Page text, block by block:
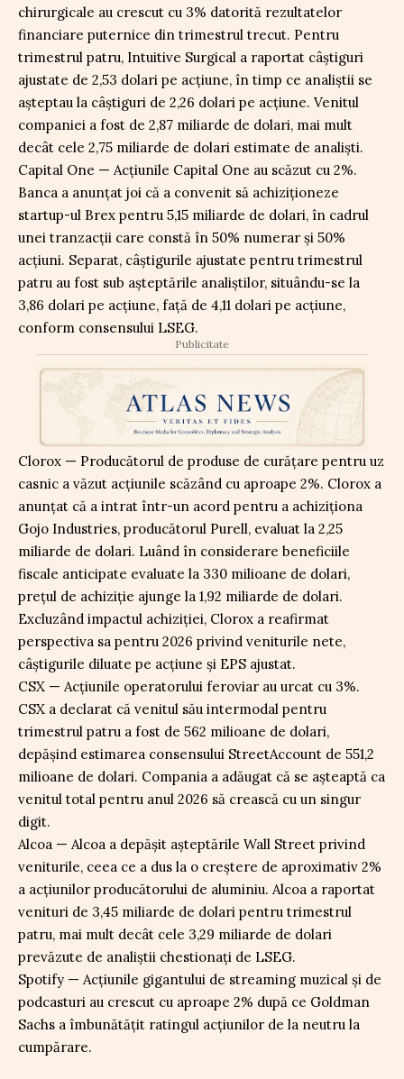
chirurgicale au crescut cu 3% datorită rezultatelor
financiare puternice din trimestrul trecut. Pentru
trimestrul patru, Intuitive Surgical a raportat câștiguri
ajustate de 2,53 dolari pe acțiune, în timp ce analiștii se
așteptau la câștiguri de 2,26 dolari pe acțiune. Venitul
companiei a fost de 2,87 miliarde de dolari, mai mult
decât cele 2,75 miliarde de dolari estimate de analiști.
Capital One — Acțiunile Capital One au scăzut cu 2%.
Banca a anunțat joi că a convenit să achiziționeze
startup-ul Brex pentru 5,15 miliarde de dolari, în cadrul
unei tranzacții care constă în 50% numerar și 50%
acțiuni. Separat, câștigurile ajustate pentru trimestrul
patru au fost sub așteptările analiștilor, situându-se la
3,86 dolari pe acțiune, față de 4,11 dolari pe acțiune,
conform consensului LSEG.
Publicitate
Clorox — Producătorul de produse de curățare pentru uz
casnic a văzut acțiunile scăzând cu aproape 2%. Clorox a
anunțat că a intrat într-un acord pentru a achiziționa
Gojo Industries, producătorul Purell, evaluat la 2,25
miliarde de dolari. Luând în considerare beneficiile
fiscale anticipate evaluate la 330 milioane de dolari,
prețul de achiziție ajunge la 1,92 miliarde de dolari.
Excluzând impactul achiziției, Clorox a reafirmat
perspectiva sa pentru 2026 privind veniturile nete,
câștigurile diluate pe acțiune și EPS ajustat.
CSX — Acțiunile operatorului feroviar au urcat cu 3%.
CSX a declarat că venitul său intermodal pentru
trimestrul patru a fost de 562 milioane de dolari,
depășind estimarea consensului StreetAccount de 551,2
milioane de dolari. Compania a adăugat că se așteaptă ca
venitul total pentru anul 2026 să crească cu un singur
digit.
Alcoa — Alcoa a depășit așteptările Wall Street privind
veniturile, ceea ce a dus la o creștere de aproximativ 2%
a acțiunilor producătorului de aluminiu. Alcoa a raportat
venituri de 3,45 miliarde de dolari pentru trimestrul
patru, mai mult decât cele 3,29 miliarde de dolari
prevăzute de analiștii chestionați de LSEG.
Spotify — Acțiunile gigantului de streaming muzical și de
podcasturi au crescut cu aproape 2% după ce Goldman
Sachs a îmbunătățit ratingul acțiunilor de la neutru la
cumpărare.